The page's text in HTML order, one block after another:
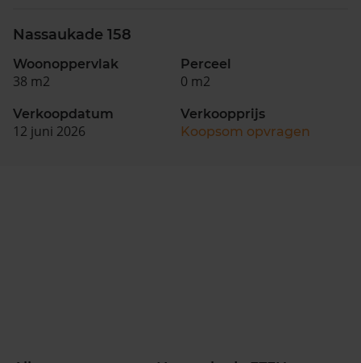
Nassaukade 158
Woonoppervlak
38 m2
Perceel
0 m2
Verkoopdatum
12 juni 2026
Verkoopprijs
Koopsom opvragen